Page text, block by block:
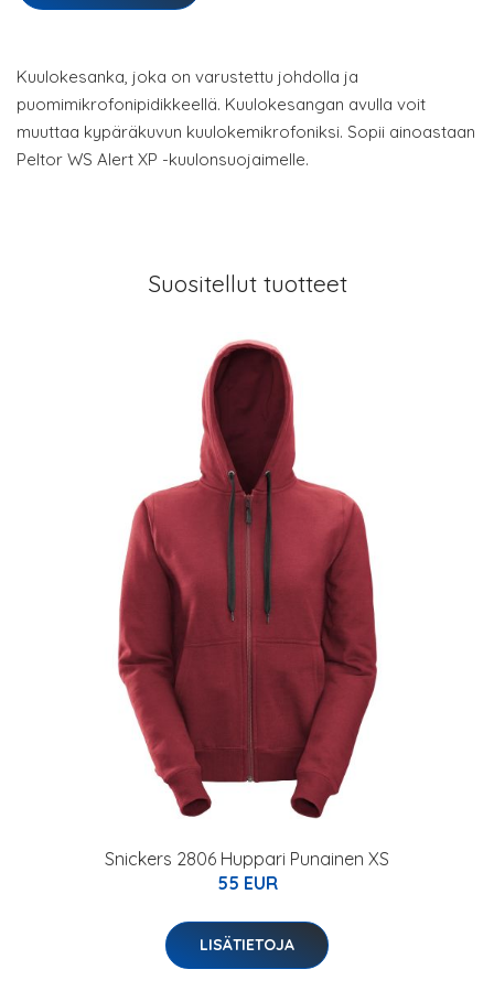
Kuulokesanka, joka on varustettu johdolla ja
puomimikrofonipidikkeellä. Kuulokesangan avulla voit
muuttaa kypäräkuvun kuulokemikrofoniksi. Sopii ainoastaan
Peltor WS Alert XP -kuulonsuojaimelle.
Suositellut tuotteet
Snickers 2806 Huppari Punainen XS
55 EUR
LISÄTIETOJA